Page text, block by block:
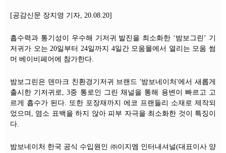
[공감신문 장지영 기자, 20.08.20]
흡수력과 통기성이 우수해 기저귀 발진을 최소화한 ‘밤보그린’ 기
저귀가 오는 20일부터 24일까지 4일간 모움몰에서 열리는 모움 썸
머 베이비페어에 참가한다.
밤보그린은 덴마크 친환경기저귀 브랜드 '밤보네이처'에서 새롭게
출시한 기저귀로, 3중 통로인 그린 채널을 통해 용변이 빠르고 고
르게 흡수가 된다. 또한 포장재까지 에코 프랜들리 소재로 제작되
었으며, 염소 표백을 하지 않아 피부 자극을 최소화한 것이 특징이
다.
밤보네이처 한국 공식 수입원인 ㈜이지엠 인터내셔널(대표이사 양